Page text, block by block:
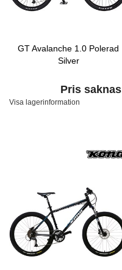
GT Avalanche 1.0 Polerad
Silver
Pris saknas
Visa lagerinformation